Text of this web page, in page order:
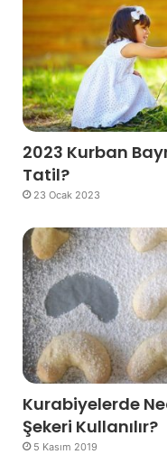
2023 Kurban
Tatil?
23 Ocak 2023
Kurabiyelerde
Şekeri Kullanılır?
5 Kasım 2019